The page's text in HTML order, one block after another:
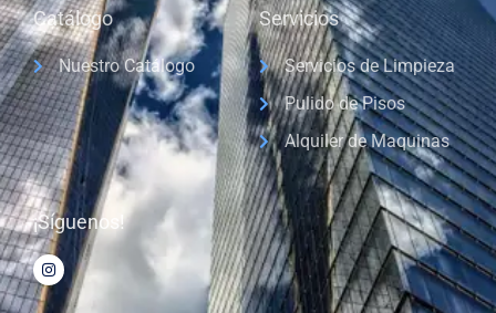
Catálogo
Nuestro Catálogo
Servicios
Servicios de Limpieza
Pulido de Pisos
Alquiler de Maquinas
¡Síguenos!